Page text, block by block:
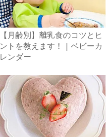
【月齢別】離乳食のコツとヒ
ントを教えます！｜ベビーカ
レンダー